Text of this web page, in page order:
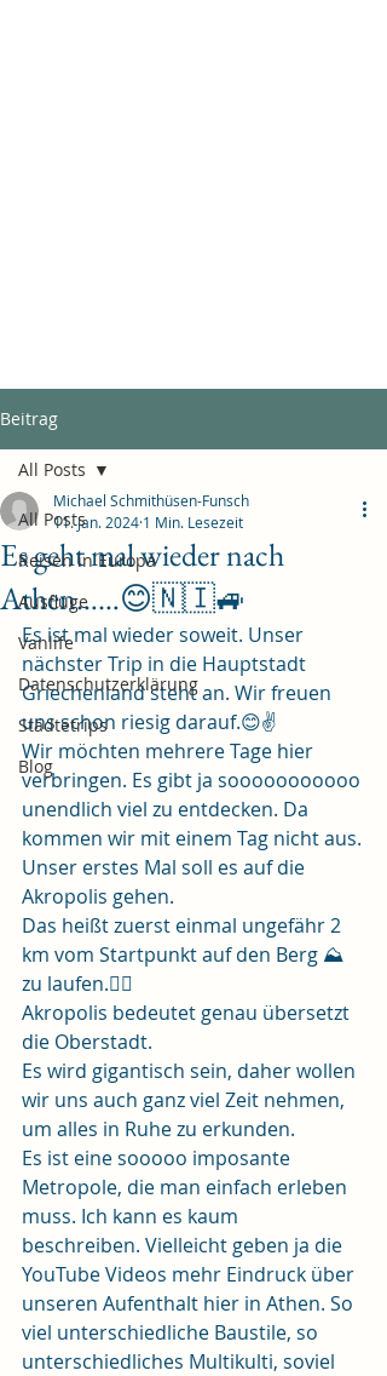
Beitrag
All Posts
Reisen in Europa
Ausflüge
Vanlife
Datenschutzerklärung
Städtetrips
Blog
All Posts
Es geht mal wieder nach
Athen……😊🇳🇮🚙
Michael Schmithüsen-Funsch
11. Jan. 2024 1 Min. Lesezeit
Es ist mal wieder soweit. Unser
nächster Trip in die Hauptstadt
Griechenland steht an. Wir freuen
uns schon riesig darauf.😊✌️
Wir möchten mehrere Tage hier
verbringen. Es gibt ja sooooooooooo
unendlich viel zu entdecken. Da
kommen wir mit einem Tag nicht aus.
Unser erstes Mal soll es auf die
Akropolis gehen.
Das heißt zuerst einmal ungefähr 2
km vom Startpunkt auf den Berg ⛰️
zu laufen.🏃‍♂️
Akropolis bedeutet genau übersetzt
die Oberstadt.
Es wird gigantisch sein, daher wollen
wir uns auch ganz viel Zeit nehmen,
um alles in Ruhe zu erkunden.
Es ist eine sooooo imposante
Metropole, die man einfach erleben
muss. Ich kann es kaum
beschreiben. Vielleicht geben ja die
YouTube Videos mehr Eindruck über
unseren Aufenthalt hier in Athen. So
viel unterschiedliche Baustile, so
unterschiedliches Multikulti, soviel